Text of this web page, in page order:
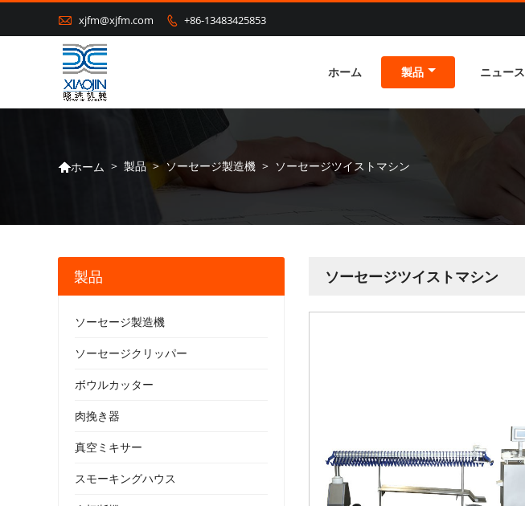
 xjfm@xjfm.com  +86-13483425853
ホーム 製品 ニュース
ホーム > 製品 > ソーセージ製造機 > ソーセージツイストマシン
ソーセージツイストマシン
製品
ソーセージ製造機
ソーセージクリッパー
ボウルカッター
肉挽き器
真空ミキサー
スモーキングハウス